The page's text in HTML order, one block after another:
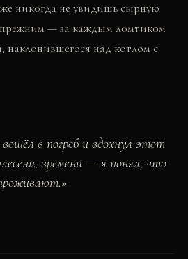
никогда не увидишь сырную
прежним — за каждым ломтиком
наклонившегося над котлом с
в погреб и вдохнул этот
времени — я понял, что
»